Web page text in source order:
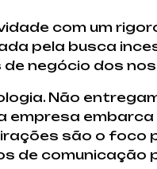
com um
pela busca
negócio dos
Não
empresa
são o foco
de comunicação